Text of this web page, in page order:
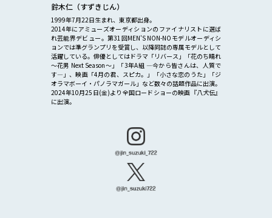
鈴木仁（すずきじん）
1999年7月22日生まれ、東京都出身。
2014年にアミューズオーディションのファイナリストに選ば
れ芸能界デビュー。第31回MEN'S NON-NOモデルオーディシ
ョンでは準グランプリを受賞し、以降同誌の専属モデルとして
活躍している。俳優としてはドラマ「リバース」「花のち晴れ
～花男 Next Season～」「3年A組 ―今から皆さんは、人質で
す―」、映画「4月の君、スピカ。」「小さな恋のうた」「ジ
オラマボーイ・パノラマガール」など数々の話題作品に出演。
2024年10月25日(金)より全国ロードショーの映画『八犬伝』
に出演。